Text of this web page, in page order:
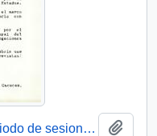
Visita del Presidente al 45A periodo de sesiones asamblea general de Naciones Unidas 1990 y a la reunión cumbre sobre la infancia